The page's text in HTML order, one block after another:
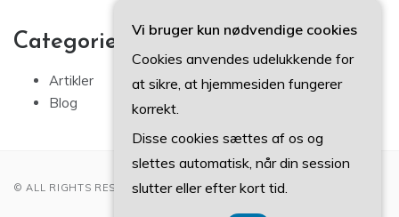
Categories
Artikler
Blog
© ALL RIGHTS RESERVED 2022
Vi bruger kun nødvendige cookies
Cookies anvendes udelukkende for
at sikre, at hjemmesiden fungerer
korrekt.
Disse cookies sættes af os og
slettes automatisk, når din session
slutter eller efter kort tid.